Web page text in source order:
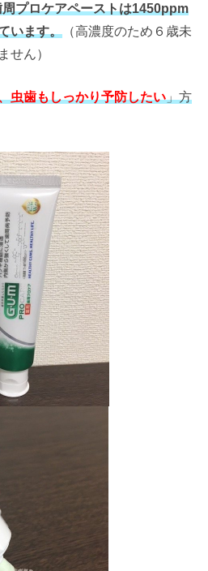
プロケアペーストは1450ppm
います。 （高濃度のため６歳未
せん）
虫歯もしっかり予防したい」方